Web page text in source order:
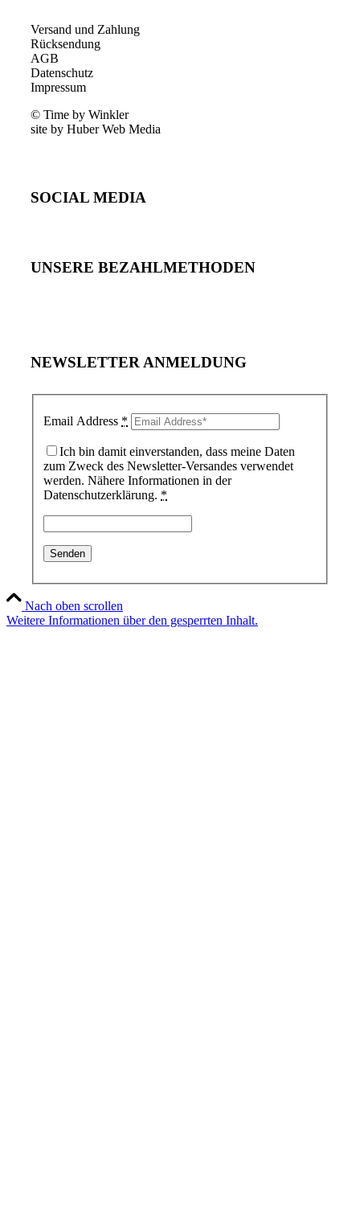
Versand und Zahlung
Rücksendung
AGB
Datenschutz
Impressum
© Time by Winkler
site by Huber Web Media
SOCIAL MEDIA
UNSERE BEZAHLMETHODEN
NEWSLETTER ANMELDUNG
Email Address *
Ich bin damit einverstanden, dass meine Daten
zum Zweck des Newsletter-Versandes verwendet
werden. Nähere Informationen in der
Datenschutzerklärung. *
Nach oben scrollen
Weitere Informationen über den gesperrten Inhalt.